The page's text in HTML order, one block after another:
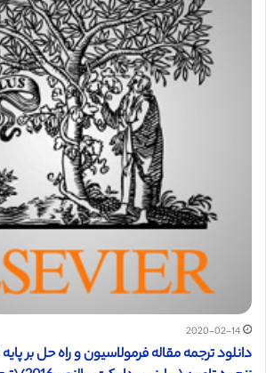
2020-02-14